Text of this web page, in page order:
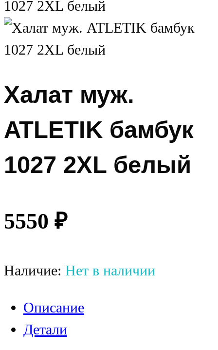
Халат муж.
ATLETIK бамбук
1027 2XL белый
5550 ₽
Наличие: Нет в наличии
Описание
Детали